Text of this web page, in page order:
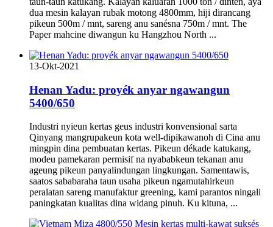
dua mesin kalayan rubak motong 4800mm, hiji dirancang
pikeun 500m / mnt, sareng anu sanésna 750m / mnt. The
Paper mahcine diwangun ku Hangzhou North ...
13-Okt-2021
Henan Yadu: proyék anyar ngawangun
5400/650
Industri nyieun kertas geus industri konvensional sarta
Qinyang mangrupakeun kota well-dipikawanoh di Cina anu
mingpin dina pembuatan kertas. Pikeun dékade katukang,
modeu pamekaran permisif na nyababkeun tekanan anu
ageung pikeun panyalindungan lingkungan. Samentawis,
saatos sababaraha taun usaha pikeun ngamutahirkeun
peralatan sareng manufaktur greening, kami parantos ningali
paningkatan kualitas dina widang pinuh. Ku kituna, ...